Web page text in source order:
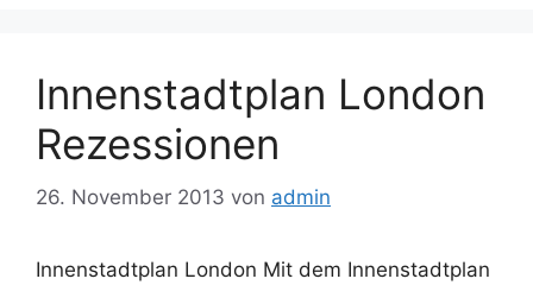
Innenstadtplan London
Rezessionen
26. November 2013 von admin
Innenstadtplan London Mit dem Innenstadtplan